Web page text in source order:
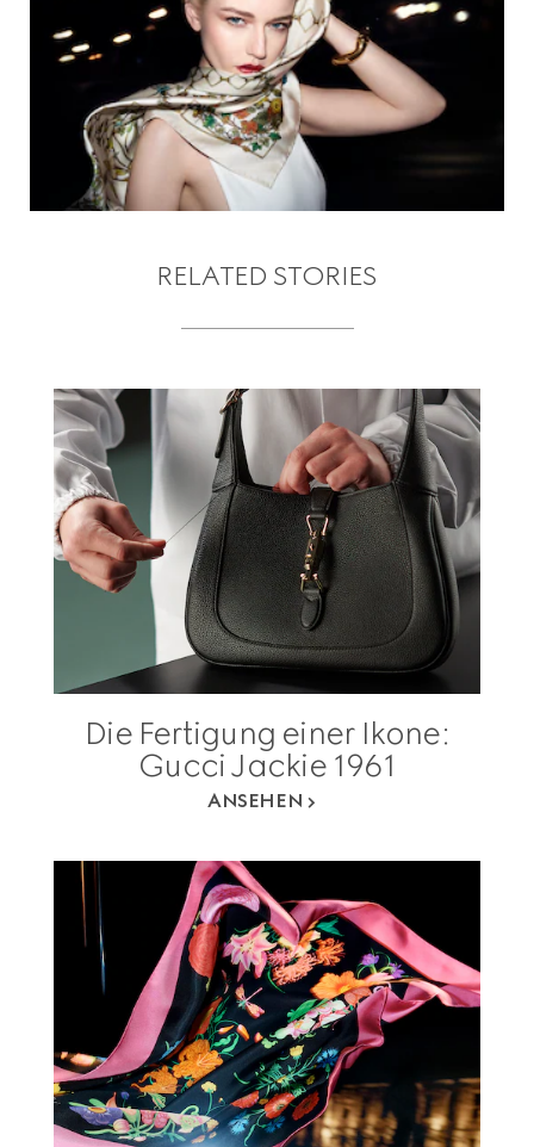
RELATED STORIES
Die Fertigung einer Ikone:
Gucci Jackie 1961
ANSEHEN